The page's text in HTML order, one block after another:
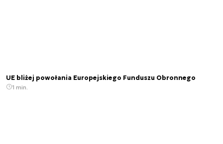
UE bliżej powołania Europejskiego Funduszu Obronnego
1 min.